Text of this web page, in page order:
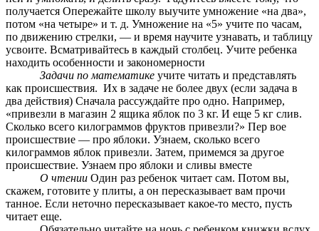
получается Опережайте школу выучите умножение «на два»,
потом «на четыре» и т. д. Умножение на «5» учите по часам,
по движению стрелки, — и время научите узнавать, и таблицу
усвоите. Всматривайтесь в каждый столбец. Учите ребенка
находить особенности и закономерности
Задачи по математике учите читать и представлять
как происшествия. Их в задаче не более двух (если задача в
два действия) Сначала рассуждайте про одно. Например,
«привезли в магазин 2 ящика яблок по 3 кг. И еще 5 кг слив.
Сколько всего килограммов фруктов привезли?» Пер вое
происшествие — про яблоки. Узнаем, сколько всего
килограммов яблок привезли. Затем, примемся за другое
происшествие. Узнаем про яблоки и сливы вместе
О чтении Один раз ребенок читает сам. Потом вы,
скажем, готовите у плиты, а он пересказывает вам прочи
танное. Если неточно пересказывает какое-то место, пусть
читает еще.